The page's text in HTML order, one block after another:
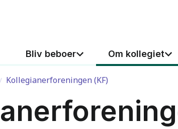
Bliv beboer Om kollegiet
Kollegianerforeningen (KF)